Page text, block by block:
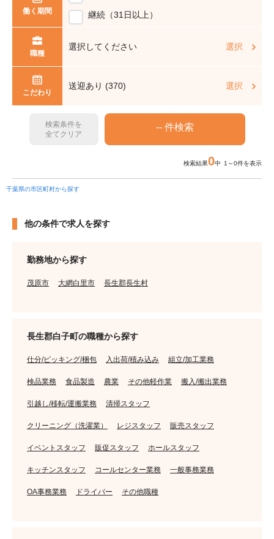
働く期間 継続（31日以上）
職種
選択してください 選択
こだわり
送迎あり (370) 選択
検索条件を
全てクリア
検索結果0中 1～0件を表示
千葉県の市区町村から探す
他の条件で求人を探す
勤務地から探す
茂原市 大網白里市 長生郡長生村
長生郡白子町の職種から探す
仕分/ピッキング/梱包 入出荷/積み込み 組立/加工業務
検品業務 食品製造 農業 その他軽作業 搬入/搬出業務
引越し/移転/運搬業務 清掃スタッフ
クリーニング（洗濯業） レジスタッフ 販売スタッフ
イベントスタッフ 販促スタッフ ホールスタッフ
キッチンスタッフ コールセンター業務 一般事務業務
OA事務業務 ドライバー その他職種